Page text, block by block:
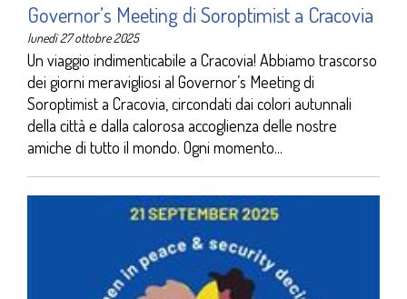
Governor’s Meeting di Soroptimist a Cracovia
lunedì 27 ottobre 2025
Un viaggio indimenticabile a Cracovia! Abbiamo trascorso
dei giorni meravigliosi al Governor’s Meeting di
Soroptimist a Cracovia, circondati dai colori autunnali
della città e dalla calorosa accoglienza delle nostre
amiche di tutto il mondo. Ogni momento...